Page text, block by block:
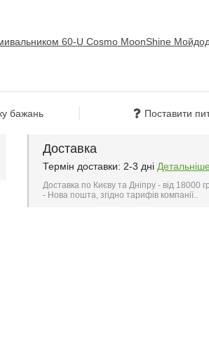
бажань Поставити
Доставка
Термін доставки: 2-3 дні
Доставка по Києву та Дніпру - від 18000
- Нова пошта, згідно тарифів компанії..